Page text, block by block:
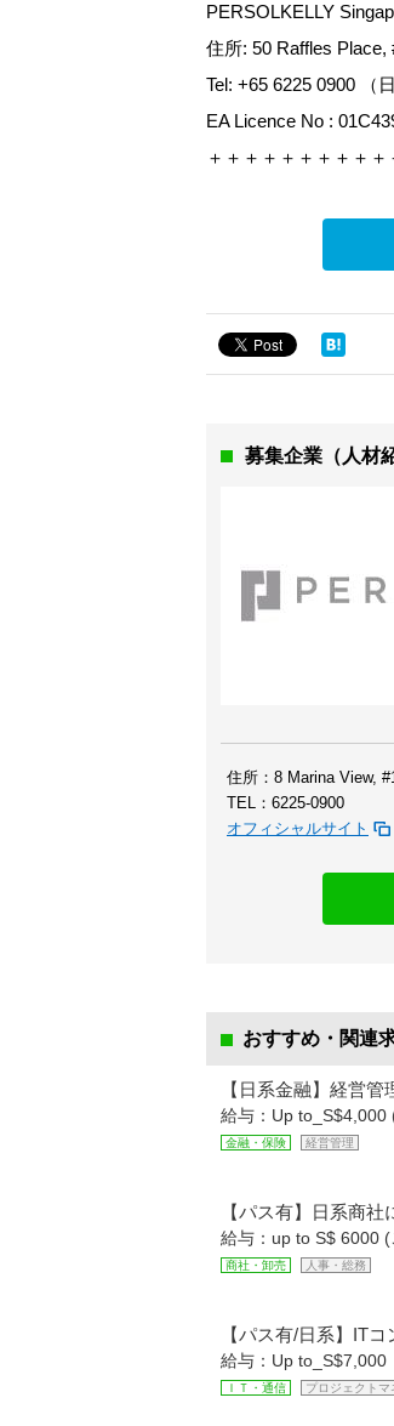
PERSOLKELLY
住所: 50 Raffles Place,
Tel: +65 6225 0900 （
EA Licence No :
＋＋＋＋＋＋＋＋＋
募集企業（人材
住所：8 Marina View,
TEL：6225-0900
オフィシャルサイト
おすすめ・関連
【日系金融】経営
給与：Up to_S$4,000
金融・保険 経営管理
【パス有】日系商
給与：up to S$ 6000
商社・卸売 人事・総務
【パス有/日系】IT
給与：Up to_S$7,000
ＩＴ・通信 プロジェクトマ